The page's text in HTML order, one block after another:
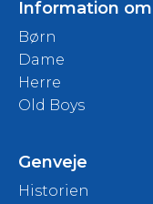
Information om
Børn
Dame
Herre
Old Boys
Genveje
Historien